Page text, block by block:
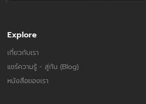
Explore
เกี่ยวกับเรา
แชร์ความรู้ - สู่กัน (Blog)
หนังสือของเรา